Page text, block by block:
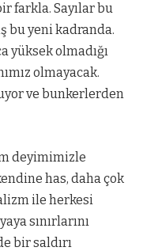
farkla. Sayılar bu
bu yeni kadranda.
yüksek olmadığı
olmayacak.
ve bunkerlerden
deyimimizle
has, daha çok
ile herkesi
sınırlarını
bir saldırı